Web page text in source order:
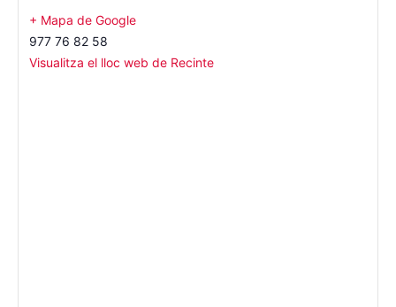
+ Mapa de Google
977 76 82 58
Visualitza el lloc web de Recinte